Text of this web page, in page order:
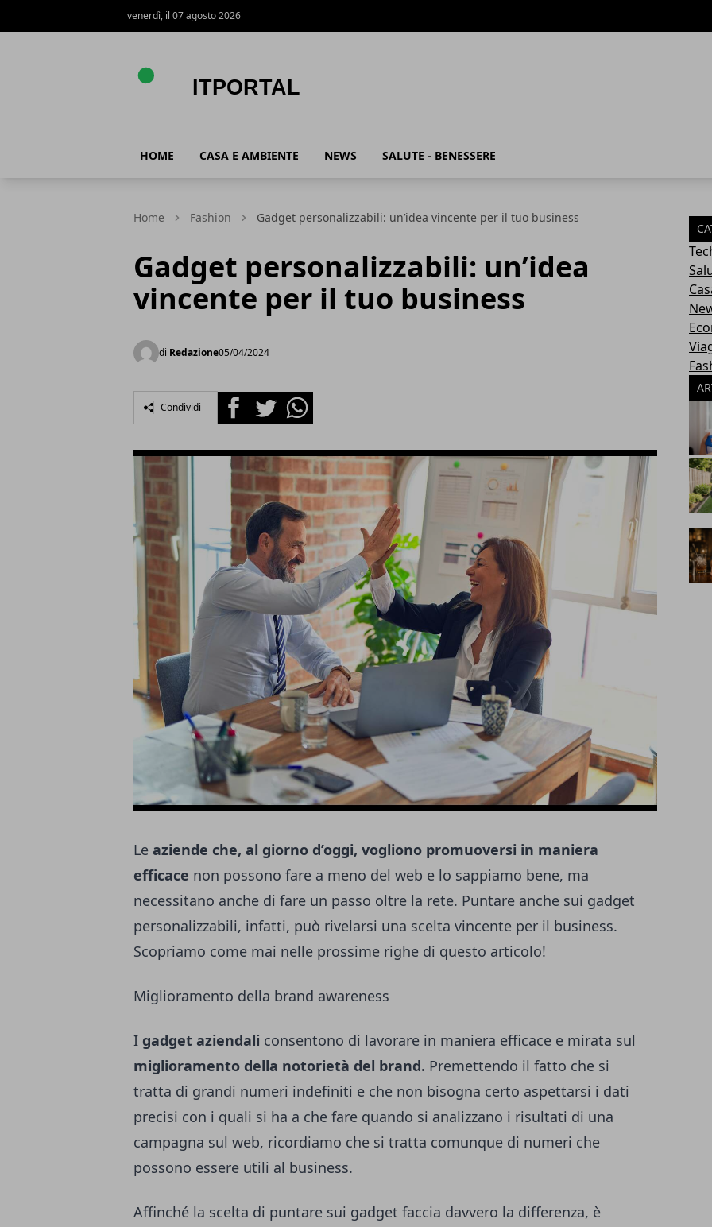
venerdì, il 07 agosto 2026
HOME CASA E AMBIENTE NEWS SALUTE - BENESSERE
Home Fashion Gadget personalizzabili: un’idea vincente per il tuo business
Gadget personalizzabili: un’idea
vincente per il tuo business
di Redazione05/04/2024
Condividi FacebookTwitterWhatsapp
Le aziende che, al giorno d’oggi, vogliono promuoversi in maniera
efficace non possono fare a meno del web e lo sappiamo bene, ma
necessitano anche di fare un passo oltre la rete. Puntare anche sui gadget
personalizzabili, infatti, può rivelarsi una scelta vincente per il business.
Scopriamo come mai nelle prossime righe di questo articolo!
Miglioramento della brand awareness
I gadget aziendali consentono di lavorare in maniera efficace e mirata sul
miglioramento della notorietà del brand. Premettendo il fatto che si
tratta di grandi numeri indefiniti e che non bisogna certo aspettarsi i dati
precisi con i quali si ha a che fare quando si analizzano i risultati di una
campagna sul web, ricordiamo che si tratta comunque di numeri che
possono essere utili al business.
Affinché la scelta di puntare sui gadget faccia davvero la differenza, è